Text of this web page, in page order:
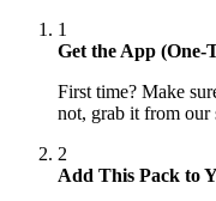
1
Get the App (One-
First time? Make
not, grab it from our
2
Add This Pack to